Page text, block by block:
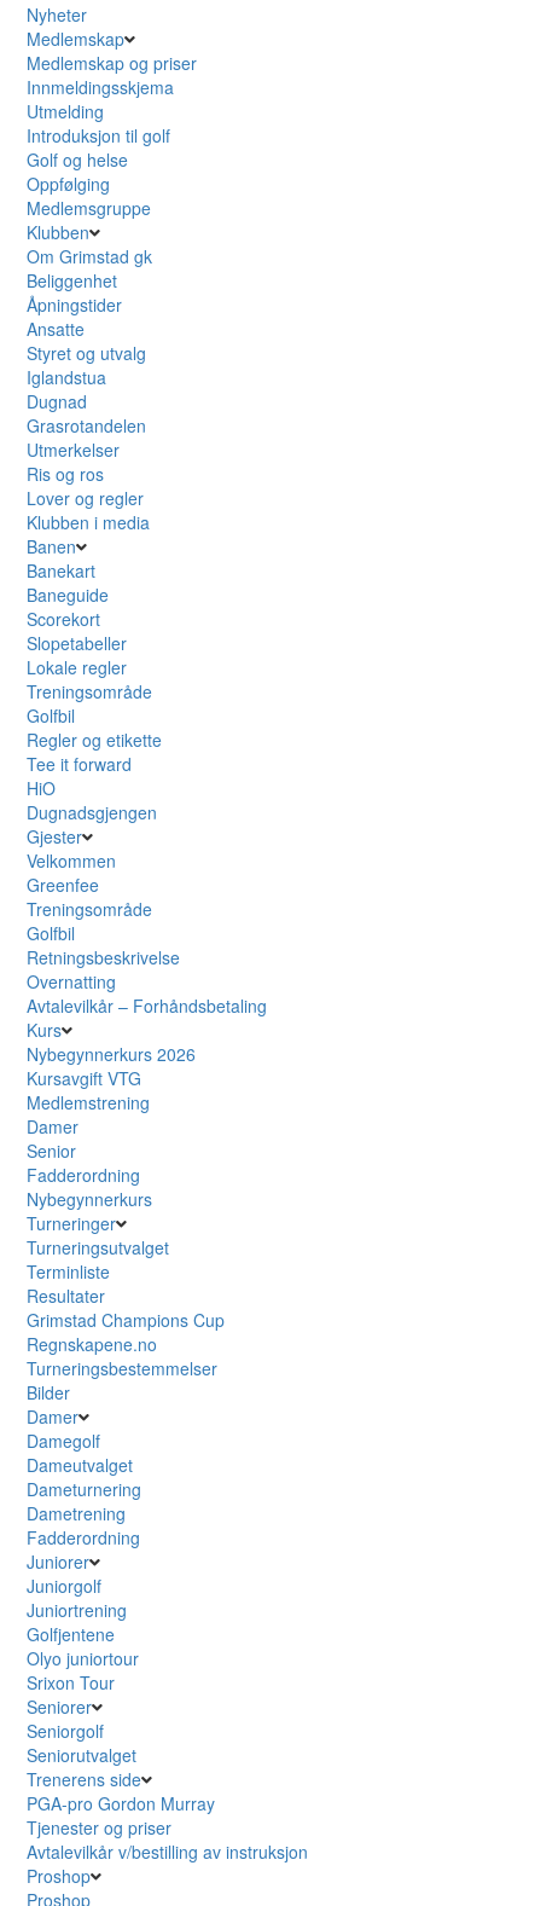
Nyheter
Medlemskap
Medlemskap og priser
Innmeldingsskjema
Utmelding
Introduksjon til golf
Golf og helse
Oppfølging
Medlemsgruppe
Klubben
Om Grimstad gk
Beliggenhet
Åpningstider
Ansatte
Styret og utvalg
Iglandstua
Dugnad
Grasrotandelen
Utmerkelser
Ris og ros
Lover og regler
Klubben i media
Banen
Banekart
Baneguide
Scorekort
Slopetabeller
Lokale regler
Treningsområde
Golfbil
Regler og etikette
Tee it forward
HiO
Dugnadsgjengen
Gjester
Velkommen
Greenfee
Treningsområde
Golfbil
Retningsbeskrivelse
Overnatting
Avtalevilkår – Forhåndsbetaling
Kurs
Nybegynnerkurs 2026
Kursavgift VTG
Medlemstrening
Damer
Senior
Fadderordning
Nybegynnerkurs
Turneringer
Turneringsutvalget
Terminliste
Resultater
Grimstad Champions Cup
Regnskapene.no
Turneringsbestemmelser
Bilder
Damer
Damegolf
Dameutvalget
Dameturnering
Dametrening
Fadderordning
Juniorer
Juniorgolf
Juniortrening
Golfjentene
Olyo juniortour
Srixon Tour
Seniorer
Seniorgolf
Seniorutvalget
Trenerens side
PGA-pro Gordon Murray
Tjenester og priser
Avtalevilkår v/bestilling av instruksjon
Proshop
Proshop